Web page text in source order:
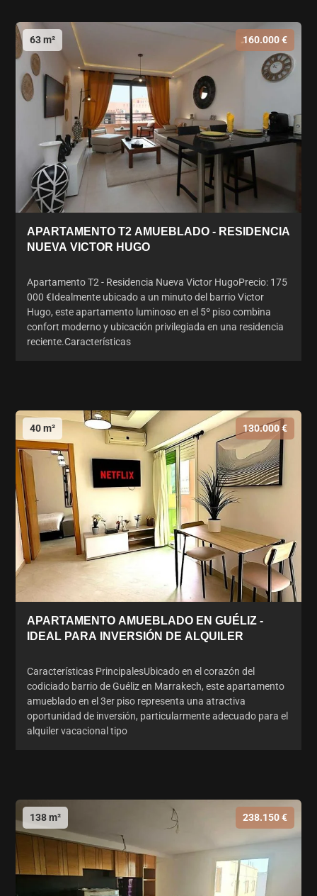
63 m² 160.000 €
APARTAMENTO T2 AMUEBLADO - RESIDENCIA
NUEVA VICTOR HUGO
Apartamento T2 - Residencia Nueva Victor HugoPrecio: 175
000 €Idealmente ubicado a un minuto del barrio Victor
Hugo, este apartamento luminoso en el 5º piso combina
confort moderno y ubicación privilegiada en una residencia
reciente.Características
40 m² 130.000 €
APARTAMENTO AMUEBLADO EN GUÉLIZ -
IDEAL PARA INVERSIÓN DE ALQUILER
Características PrincipalesUbicado en el corazón del
codiciado barrio de Guéliz en Marrakech, este apartamento
amueblado en el 3er piso representa una atractiva
oportunidad de inversión, particularmente adecuado para el
alquiler vacacional tipo
138 m² 238.150 €